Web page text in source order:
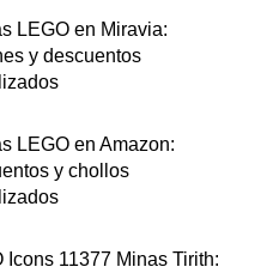
LEGO en Miravia:
y descuentos
LEGO en Amazon:
y chollos
Icons 11377 Minas Tirith: